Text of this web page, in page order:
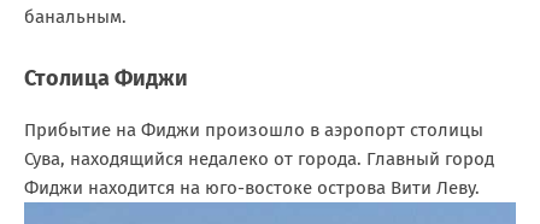
банальным.
Столица Фиджи
Прибытие на Фиджи произошло в аэропорт столицы
Сува, находящийся недалеко от города. Главный город
Фиджи находится на юго-востоке острова Вити Леву.